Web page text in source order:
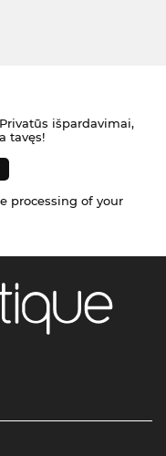
išpardavimai,
tavęs!
processing of your